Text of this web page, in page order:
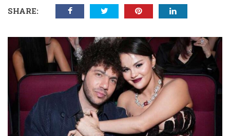
SHARE: